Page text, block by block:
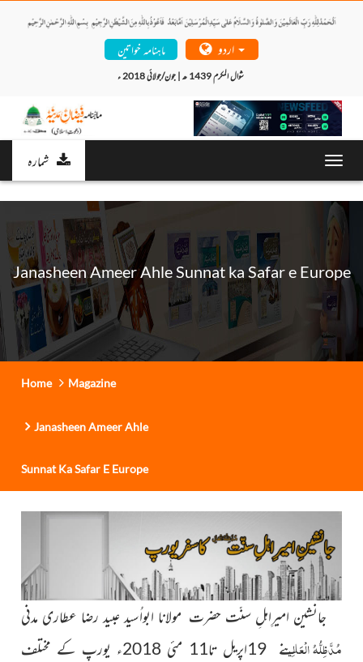
ماہنامہ خواتین
شمارہ
Janasheen Ameer Ahle Sunnat ka Safar e Europe
Home Magazine
Janasheen Ameer Ahle
Sunnat Ka Safar E Europe
جانشین امیرِاہلِ سنّت حضرت مولانا ابواُسید عبید رضا عطاری مدنی
مُدَّظِلُّہُ الْعَالِینے 19اپریل تا11 مئی 2018ء
یورپ کے مختلف